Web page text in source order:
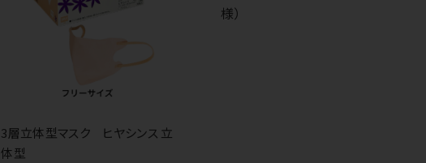
3層立体型マスク ヒヤシンス 立
体型
様）